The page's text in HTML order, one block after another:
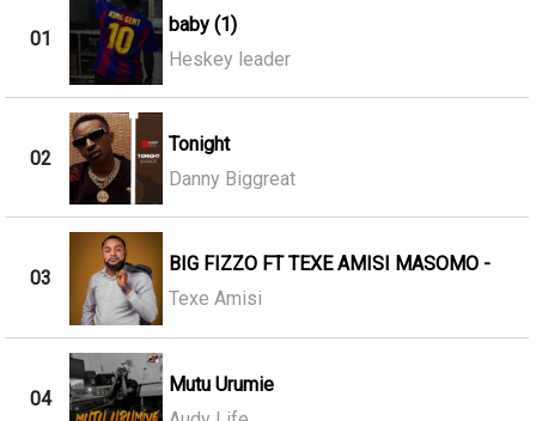
01
baby (1)
Heskey leader
02
Tonight
Danny Biggreat
03
BIG FIZZO FT TEXE AMISI MASOMO -
Texe Amisi
04
Mutu Urumie